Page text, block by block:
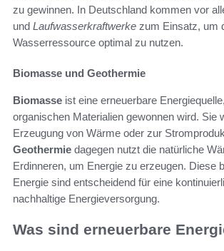
zu gewinnen. In Deutschland kommen vor
und Laufwasserkraftwerke zum Einsatz, um
Wasserressource optimal zu nutzen.
Biomasse und Geothermie
Biomasse ist eine erneuerbare
organischen Materialien gewonnen wird. Sie
Erzeugung von Wärme oder zur
Geothermie dagegen nutzt die natürliche
Erdinneren, um Energie zu erzeugen. Diese
Energie sind entscheidend für eine
nachhaltige Energieversorgung.
Was sind erneuerbare